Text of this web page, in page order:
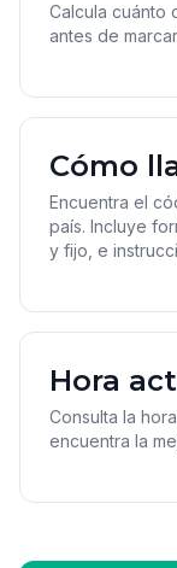
Calcula cuánto
antes de
Cómo
Encuentra el
país. Incluye
y fijo, e
Hora
Consulta la
encuentra la